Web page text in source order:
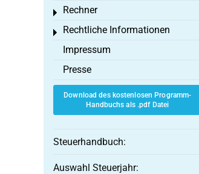
Rechner
Toggle menu
Rechtliche Informationen
Toggle menu
Impressum
Presse
Download des kostenlosen Programm-
Handbuchs als .pdf Datei
Steuerhandbuch:
Auswahl Steuerjahr: